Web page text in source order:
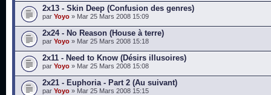
2x13 - Skin Deep (Confusion des genres)
par Yoyo » Mar 25 Mars 2008 15:09
2x24 - No Reason (House à terre)
par Yoyo » Mar 25 Mars 2008 15:18
2x11 - Need to Know (Désirs illusoires)
par Yoyo » Mar 25 Mars 2008 15:08
2x21 - Euphoria - Part 2 (Au suivant)
par Yoyo » Mar 25 Mars 2008 15:15